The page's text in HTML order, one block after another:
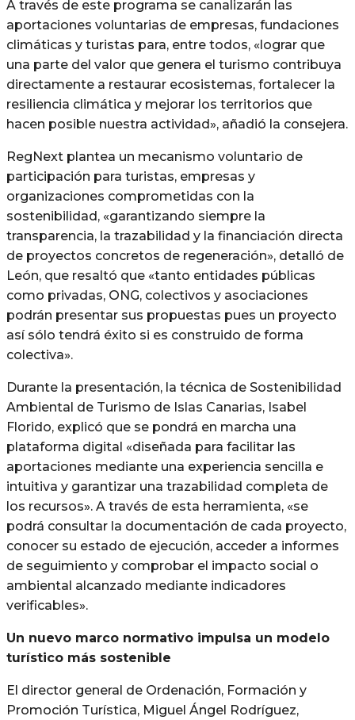
A través de este programa se canalizarán las
aportaciones voluntarias de empresas, fundaciones
climáticas y turistas para, entre todos, «lograr que
una parte del valor que genera el turismo contribuya
directamente a restaurar ecosistemas, fortalecer la
resiliencia climática y mejorar los territorios que
hacen posible nuestra actividad», añadió la consejera.
RegNext plantea un mecanismo voluntario de
participación para turistas, empresas y
organizaciones comprometidas con la
sostenibilidad, «garantizando siempre la
transparencia, la trazabilidad y la financiación directa
de proyectos concretos de regeneración», detalló de
León, que resaltó que «tanto entidades públicas
como privadas, ONG, colectivos y asociaciones
podrán presentar sus propuestas pues un proyecto
así sólo tendrá éxito si es construido de forma
colectiva».
Durante la presentación, la técnica de Sostenibilidad
Ambiental de Turismo de Islas Canarias, Isabel
Florido, explicó que se pondrá en marcha una
plataforma digital «diseñada para facilitar las
aportaciones mediante una experiencia sencilla e
intuitiva y garantizar una trazabilidad completa de
los recursos». A través de esta herramienta, «se
podrá consultar la documentación de cada proyecto,
conocer su estado de ejecución, acceder a informes
de seguimiento y comprobar el impacto social o
ambiental alcanzado mediante indicadores
verificables».
Un nuevo marco normativo impulsa un modelo
turístico más sostenible
El director general de Ordenación, Formación y
Promoción Turística, Miguel Ángel Rodríguez,